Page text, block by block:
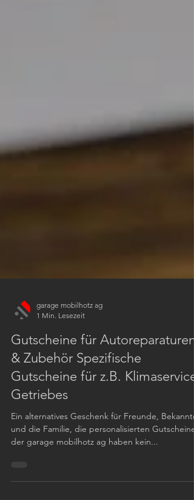
garage mobilhotz ag
1 Min. Lesezeit
Gutscheine für Autoreparaturen
& Zubehör Spezifische
Gutscheine für z.B. Klimaservice,
Getriebes
der garage mobilhotz ag haben kein...